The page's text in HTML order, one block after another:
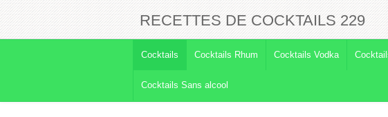
RECETTES DE COCKTAILS 229
Cocktails Cocktails Rhum Cocktails Vodka
Cocktails Sans alcool